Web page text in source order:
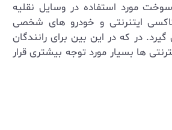
مورد استفاده در وسایل نقلیه
ایتنرنتی و خودرو های شخصی
‌گیرد. در که در این بین برای رانندگان
ها بسیار مورد توجه بیشتری قرار